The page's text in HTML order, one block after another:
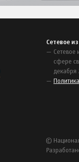
Сетевое
Сетевое
сфере
декабря
©